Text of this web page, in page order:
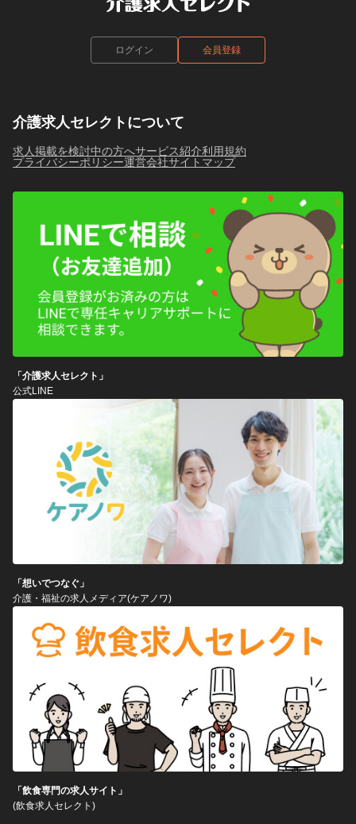
ログイン 会員登録
介護求人セレクトについて
求人掲載を検討中の方へサービス紹介利用規約
プライバシーポリシー運営会社サイトマップ
「介護求人セレクト」
公式LINE
「想いでつなぐ」
介護・福祉の求人メディア(ケアノワ)
「飲食専門の求人サイト」
(飲食求人セレクト)